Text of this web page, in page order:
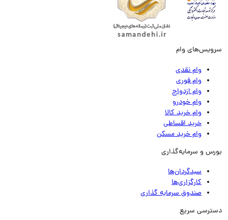
وام
وام نقدی
وام فوری
وام ازدواج
وام خودرو
وام خرید کالا
خرید اقساطی
وام خرید مسکن
و سرمایه‌گذاری
سبدگردان‌ها
کارگزاری‌ها
صندوق سرمایه گذاری
سریع